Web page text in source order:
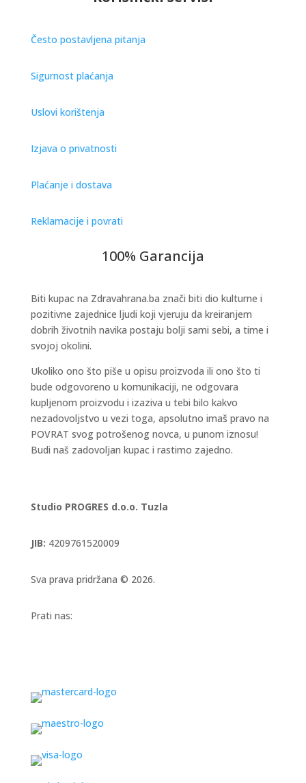
Često postavljena pitanja
Sigurnost plaćanja
Uslovi korištenja
Izjava o privatnosti
Plaćanje i dostava
Reklamacije i povrati
100% Garancija
Biti kupac na Zdravahrana.ba znači biti dio kulturne i
pozitivne zajednice ljudi koji vjeruju da kreiranjem
dobrih životnih navika postaju bolji sami sebi, a time i
svojoj okolini.
Ukoliko ono što piše u opisu proizvoda ili ono što ti
bude odgovoreno u komunikaciji, ne odgovara
kupljenom proizvodu i izaziva u tebi bilo kakvo
nezadovoljstvo u vezi toga, apsolutno imaš pravo na
POVRAT svog potrošenog novca, u punom iznosu!
Budi naš zadovoljan kupac i rastimo zajedno.
Studio PROGRES d.o.o. Tuzla
JIB: 4209761520009
Sva prava pridržana © 2026.
Prati nas: